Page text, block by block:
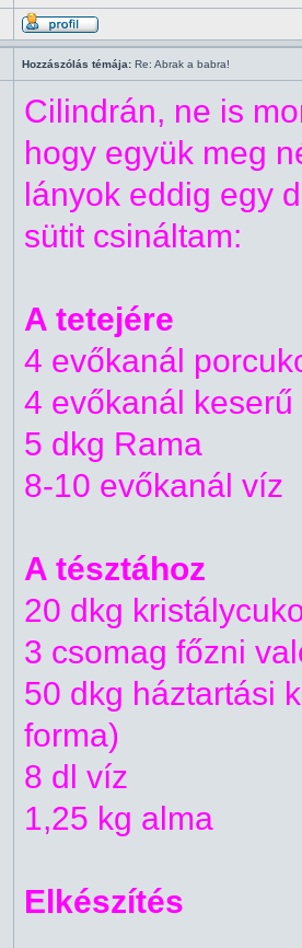
Hozzászólás témája: Re: Abrak a babra!
Cilindrán, ne is
hogy együk meg
lányok eddig egy
sütit csináltam:
A tetejére
4 evőkanál
4 evőkanál
5 dkg Rama
8-10 evőkanál víz
A tésztához
20 dkg
3 csomag főzni
50 dkg háztartási
forma)
8 dl víz
1,25 kg alma
Elkészítés